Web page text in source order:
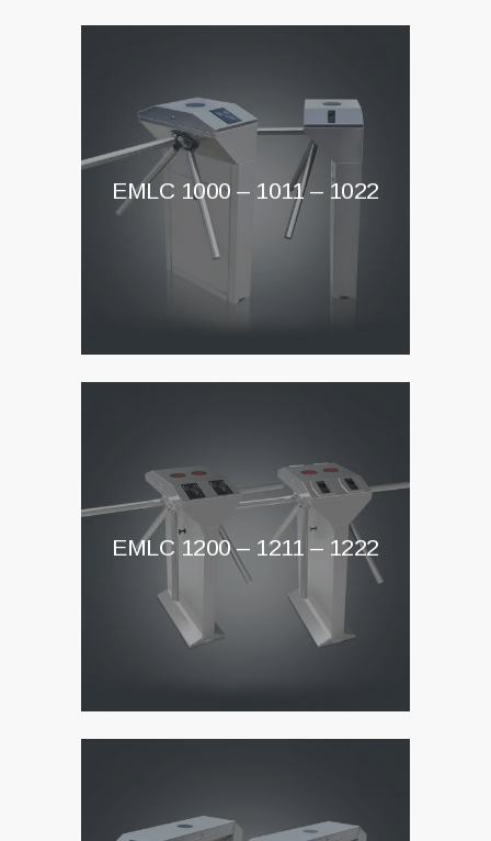
EMLC 1000 – 1011 – 1022
EMLC 1200 – 1211 – 1222